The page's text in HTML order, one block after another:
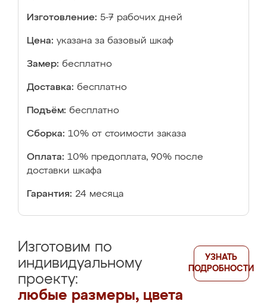
Изготовление: 5-7 рабочих дней
Цена: указана за базовый шкаф
Замер: бесплатно
Доставка: бесплатно
Подъём: бесплатно
Сборка: 10% от стоимости заказа
Оплата: 10% предоплата, 90% после
доставки шкафа
Гарантия: 24 месяца
Изготовим по
индивидуальному
проекту:
любые размеры, цвета
УЗНАТЬ
ПОДРОБНОСТИ